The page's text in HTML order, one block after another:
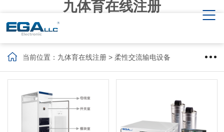
九体育在线注册
当前位置： 九体育在线注册 > 柔性交流输电设备